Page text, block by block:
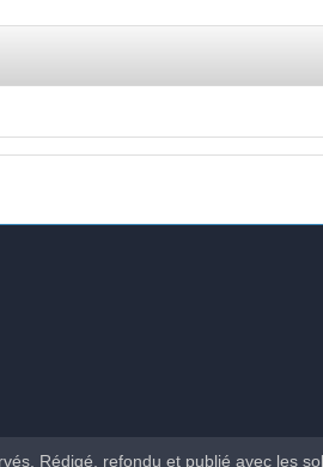
Rédigé, refondu et publié avec les